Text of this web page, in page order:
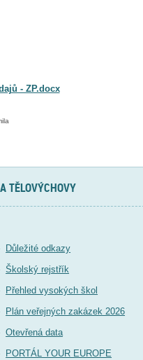
- ZP.docx
TĚLOVÝCHOVY
Důležité odkazy
Školský rejstřík
Přehled vysokých škol
Plán veřejných zakázek 2026
Otevřená data
PORTÁL YOUR EUROPE